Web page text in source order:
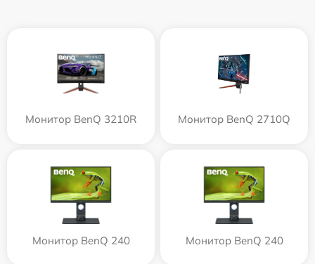
Монитор BenQ 3210R Монитор BenQ 2710Q
Монитор BenQ 240 Монитор BenQ 240